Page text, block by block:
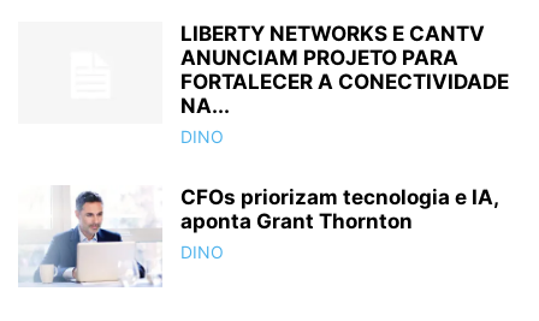
LIBERTY NETWORKS E CANTV
ANUNCIAM PROJETO PARA
FORTALECER A CONECTIVIDADE
NA...
DINO
CFOs priorizam tecnologia e IA,
aponta Grant Thornton
DINO